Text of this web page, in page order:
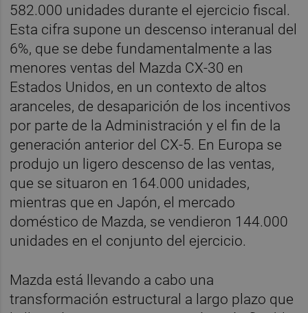
582.000 unidades durante el ejercicio fiscal.
Esta cifra supone un descenso interanual del
6%, que se debe fundamentalmente a las
menores ventas del Mazda CX-30 en
Estados Unidos, en un contexto de altos
aranceles, de desaparición de los incentivos
por parte de la Administración y el fin de la
generación anterior del CX-5. En Europa se
produjo un ligero descenso de las ventas,
que se situaron en 164.000 unidades,
mientras que en Japón, el mercado
doméstico de Mazda, se vendieron 144.000
unidades en el conjunto del ejercicio.
Mazda está llevando a cabo una
transformación estructural a largo plazo que